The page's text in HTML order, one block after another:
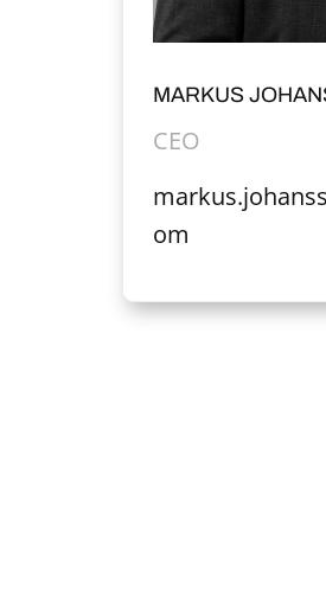
MARKUS
CEO
om